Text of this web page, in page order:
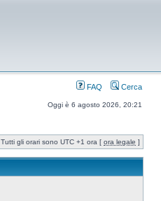
FAQ Cerca
Oggi è 6 agosto 2026, 20:21
Tutti gli orari sono UTC +1 ora [ ora legale ]